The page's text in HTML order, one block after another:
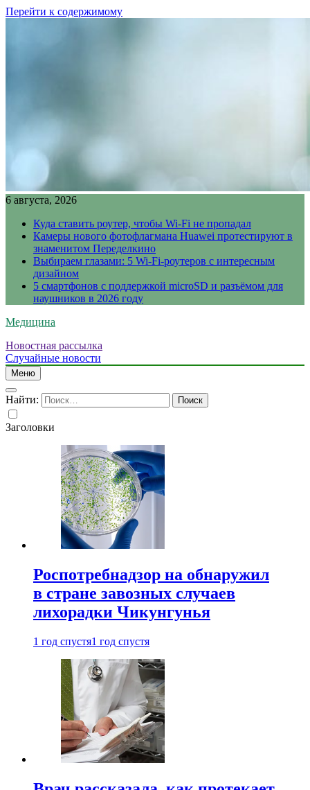
Перейти к содержимому
6 августа, 2026
Куда ставить роутер, чтобы Wi-Fi не пропадал
Камеры нового фотофлагмана Huawei протестируют в
знаменитом Переделкино
Выбираем глазами: 5 Wi-Fi-роутеров с интересным
дизайном
5 смартфонов с поддержкой microSD и разъёмом для
наушников в 2026 году
Медицина
Новостная рассылка
Случайные новости
Меню
Найти:
Заголовки
Роспотребнадзор на обнаружил
в стране завозных случаев
лихорадки Чикунгунья
1 год спустя1 год спустя